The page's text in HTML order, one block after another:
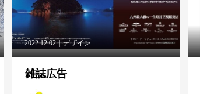
2022.12.02 デザイン
雑誌広告